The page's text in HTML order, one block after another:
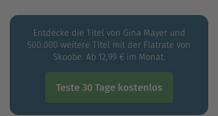
Entdecke die Titel von Gina Mayer und
500.000 weitere Titel mit der Flatrate von
Skoobe. Ab 12,99 € im Monat.
Teste 30 Tage kostenlos